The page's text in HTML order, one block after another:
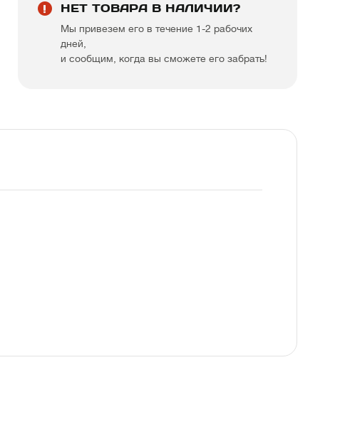
НЕТ ТОВАРА В НАЛИЧИИ?
Мы привезем его в течение 1-2 рабочих
дней,
и сообщим, когда вы сможете его забрать!